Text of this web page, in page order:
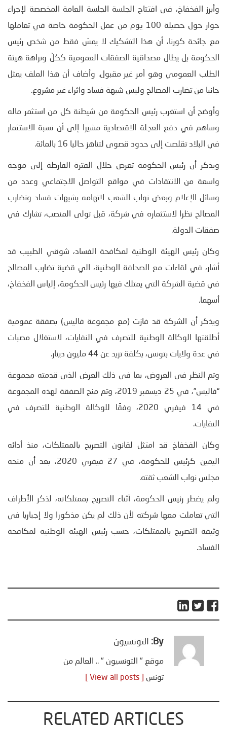
وأبرز الفخفاخ، في افتتاح الجلسة الجلسة العامة المخصصة لإجراء
حوار حول حصيلة 100 يوم من عمل الحكومة خاصة في تعاملها
مع جائحة كورنا، أن هذا التشكيك لا يمسّ فقط من شخص رئيس
الحكومة بل يطال مصداقية الصفقات العمومية ككلّ ونزاهة هيئة
الطلب العمومي وهو أمر غير مقبول. وأضاف أن هذا الملف يمثل
جانبا من تضارب المصالح وليس شبهة فساد واثراء غير مشروع.
وأوضح أن استغرب رئيس الحكومة من شيطنة كل من استثمر ماله
وساهم في دفع العجلة الاقتصادية مشيرا إلى أن نسبة الاستثمار
في البلاد تقلصت إلى حدود قصوى لتناهز حاليا 16 بالمائة.
ويذكر أن رئيس الحكومة تعرض خلال الفترة الفارطة إلى موجة
واسعة من الانتقادات في مواقع التواصل الاجتماعي وعدد من
وسائل الإعلام وبعض نواب الشعب لاتهامه بشبهات فساد وتضارب
المصالح نظرا لاستثماره في شركة، قبل تولى المنصب، تشارك في
صفقات الدولة.
وكان رئيس الهيئة الوطنية لمكافحة الفساد، شوقي الطبيب قد
أشار، في لقاءات مع الصحافة الوطنية، الي قضية تضارب المصالح
في قضية الشركة التي يمتلك فيها رئيس الحكومة، إلياس الفخفاخ،
أسهما.
ويذكر أن الشركة قد فازت (مع مجموعة فاليس) بصفقة عمومية
أطلقتها الوكالة الوطنية للتصرف في النفايات، لاستغلال مصبات
في عدة ولايات بتونس، بكلفة تزيد عن 44 مليون دينار.
وتم النظر في العروض، بما في ذلك العرض الذي قدمته مجموعة
“فاليس”، في 25 ديسمبر 2019، وتم منح الصفقة لهذه المجموعة
في 14 فيفري 2020، وفقًا للوكالة الوطنية للتصرف في
النفايات.
وكان الفخفاخ قد امتثل لقانون التصريح بالممتلكات، منذ أدائه
اليمين كرئيس للحكومة، في 27 فيفري 2020، بعد أن منحه
مجلس نواب الشعب ثقته.
ولم يضطر رئيس الحكومة، أثناء التصريح بممتلكاته، لذكر الأطراف
التي تعاملت معها شركته لأن ذلك لم يكن مذكورا ولا إجباريا في
وثيقة التصريح بالممتلكات، حسب رئيس الهيئة الوطنية لمكافحة
الفساد.
By: التونسيون
موقع " التونسيون " .. العالم من
تونس
RELATED ARTICLES